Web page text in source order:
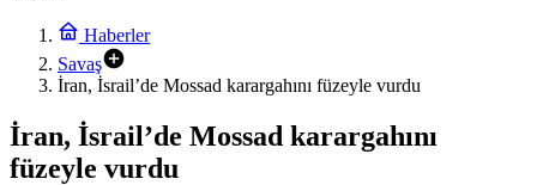
Haberler
Savaş
İran, İsrail’de Mossad karargahını füzeyle vurdu
İran, İsrail’de Mossad karargahını
füzeyle vurdu